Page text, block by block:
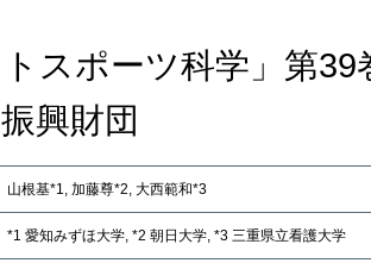
トスポーツ科学」第
興財団
山根基*1, 加藤尊*2, 大西範和*3
*1 愛知みずほ大学, *2 朝日大学, *3 三重県立看護大学